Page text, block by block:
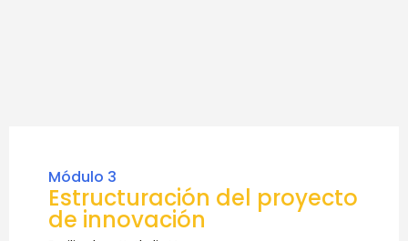
Módulo 3
Estructuración del proyecto
de innovación